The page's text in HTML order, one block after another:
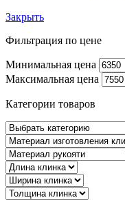
Закрыть
Фильтрация по цене
Минимальная цена
Максимальная цена
Категории товаров